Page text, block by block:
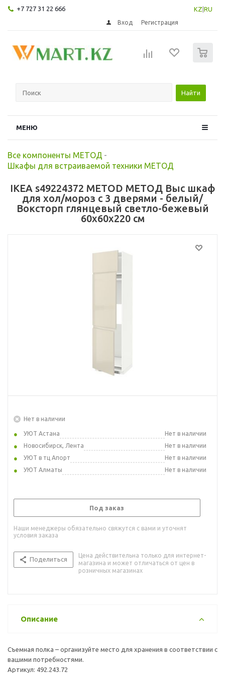
+7 727 31 22 666 KZ RU
Вход Регистрация
Найти
МЕНЮ
Все компоненты МЕТОД -
Шкафы для встраиваемой техники МЕТОД
IKEA s49224372 METOD МЕТОД Выс шкаф
для хол/мороз с 3 дверями - белый/
Воксторп глянцевый светло-бежевый
60x60x220 см
Нет в наличии
УЮТ Астана
Нет в наличии
Новосибирск, Лента
Нет в наличии
УЮТ в тц Апорт
Нет в наличии
УЮТ Алматы
Нет в наличии
Под заказ
Наши менеджеры обязательно свяжутся с вами и уточнят
условия заказа
Поделиться
Цена действительна только для интернет-
магазина и может отличаться от цен в
розничных магазинах
Описание
Съемная полка – организуйте место для хранения в соответствии с
вашими потребностями.
Артикул: 492.243.72